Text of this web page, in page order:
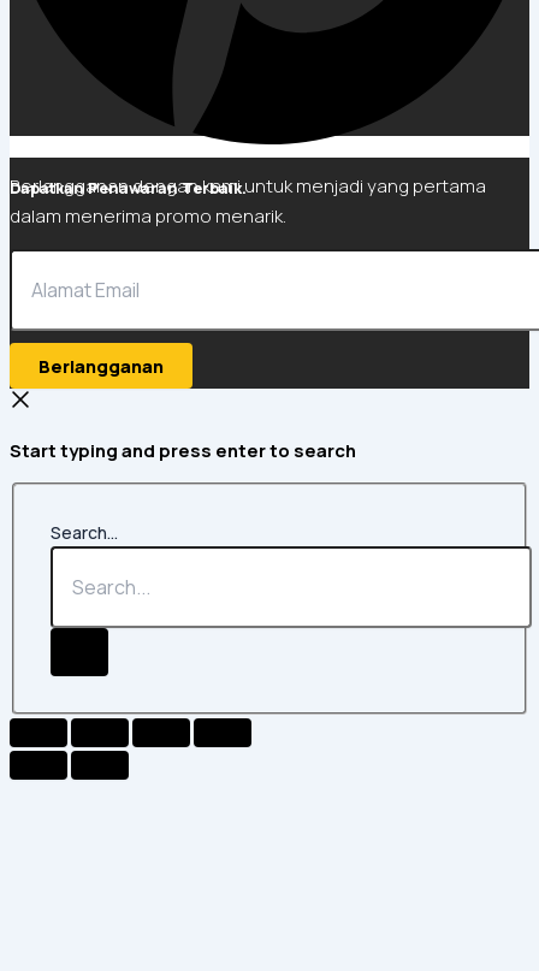
Dapatkan Penawaran Terbaik.
Berlangganan dengan kami untuk menjadi yang pertama
dalam menerima promo menarik.
Berlangganan
Start typing and press enter to search
Search...